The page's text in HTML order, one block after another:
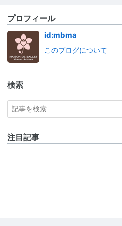
プロフィール
id:mbma
このブログについて
検索
注目記事